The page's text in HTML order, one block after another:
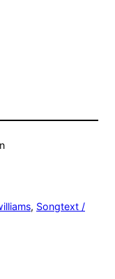
, Songtext /